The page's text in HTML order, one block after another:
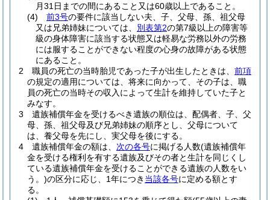
月31日までの間にあること又は60歳以上であること。
(4)
前3号の要件に該当しない夫、子、父母、孫、祖父母
又は兄弟姉妹については、 別表第2の第7級以上の障害等
級の身体障害に該当する状態又は軽易な労務以外の労務
には服することができない程度の心身の故障がある状態
にあること。
2
職員の死亡の当時胎児であった子が出生したときは、 前項
の規定の適用については、将来に向かって、その子は、職
員の死亡の当時その収入によって生計を維持していた子と
みなす。
3
遺族補償年金を受けるべき遺族の順位は、配偶者、子、父
母、孫、祖父母及び兄弟姉妹の順序とし、父母について
は、養父母を先にし、実父母を後にする。
4
遺族補償年金の額は、 次の各号に掲げる人数(遺族補償年
金を受ける権利を有する遺族及びその者と生計を同じくし
ている遺族補償年金を受けることができる遺族の人数をい
う。)の区分に応じ、1年につき 当該各号に定める額とす
る。